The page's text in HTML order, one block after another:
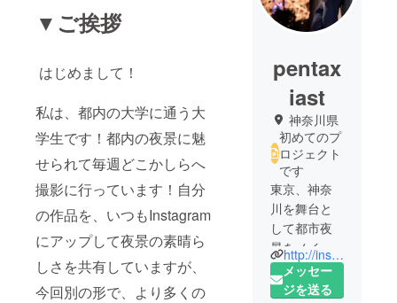
▼ご挨拶
はじめまして！
私は、都内の大学に通う大
学生です！都内の夜景に魅
せられて毎週どこかしらへ
撮影に行っています！自分
の作品を、いつもInstagram
にアップして夜景の素晴ら
しさを共有していますが、
今回別の形で、より多くの
pentax
iast
神奈川県
初めてのプ
ロジェクト
です
東京、神奈
川を舞台と
して都市夜
景をメイン
で撮り歩い
てる大学生
http://instagram.com/_pentaxiast
メッセー
ジを送る